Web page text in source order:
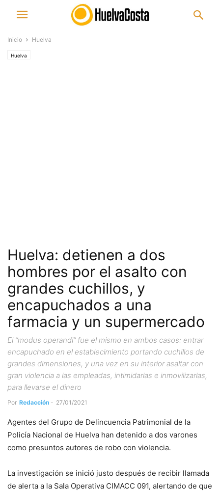
Inicio Huelva
Huelva
Huelva: detienen a dos
hombres por el asalto con
grandes cuchillos, y
encapuchados a una
farmacia y un supermercado
El “modus operandi” fue el mismo en ambos casos: entrar
encapuchado en el establecimiento portando cuchillos de
grandes dimensiones, y una vez en su interior asaltar con
gran violencia a las empleadas, intimidarlas e inmovilizarlas,
para llevarse el dinero
Por Redacción - 27/01/2021
Agentes del Grupo de Delincuencia Patrimonial de la
Policía Nacional de Huelva han detenido a dos varones
como presuntos autores de robo con violencia.
La investigación se inició justo después de recibir llamada
de alerta a la Sala Operativa CIMACC 091, alertando de que